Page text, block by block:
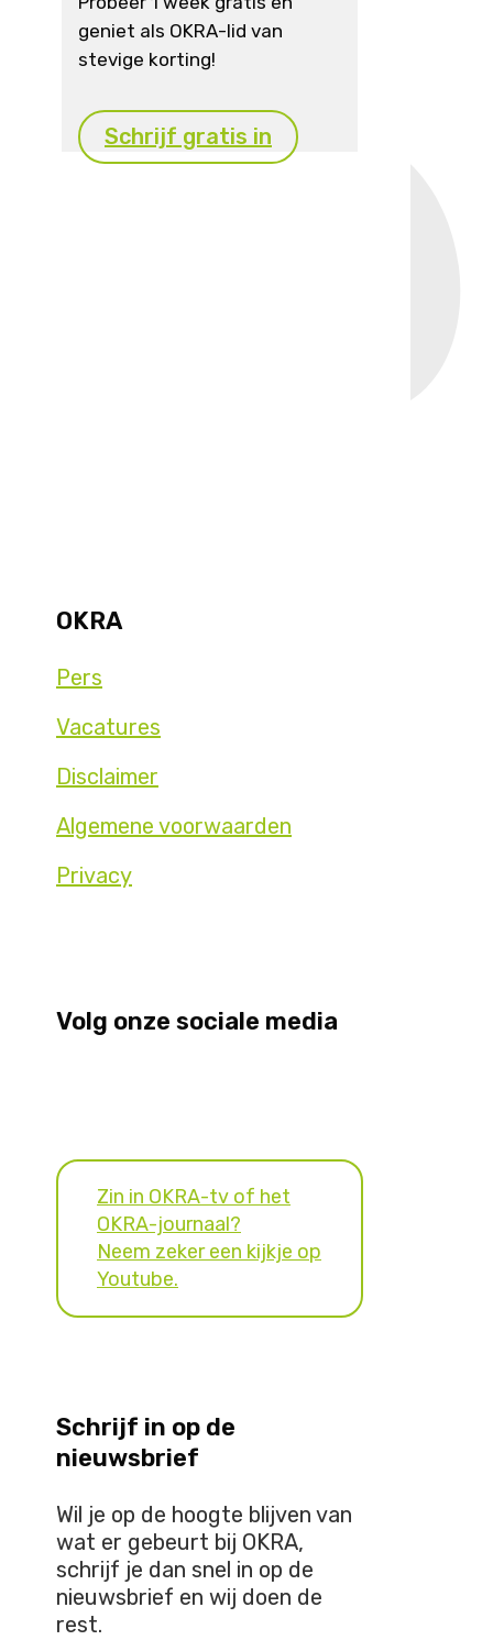
geniet als OKRA-lid van
stevige korting!
Schrijf gratis in
OKRA
Pers
Vacatures
Disclaimer
Algemene voorwaarden
Privacy
Volg onze sociale media
Zin in OKRA-tv of het
OKRA-journaal?
Neem zeker een kijkje op
Youtube.
Schrijf in op de
nieuwsbrief
Wil je op de hoogte blijven van
wat er gebeurt bij OKRA,
schrijf je dan snel in op de
nieuwsbrief en wij doen de
rest.